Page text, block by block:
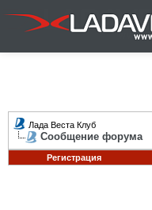
Лада Веста Клуб
Сообщение форума
Регистрация